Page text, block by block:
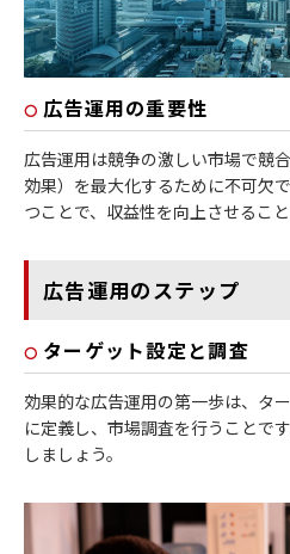
広告運用の重要性
広告運用は競争の激しい市場で競
効果）を最大化するために不可欠
つことで、収益性を向上させること
広告運用のステップ
ターゲット設定と調査
効果的な広告運用の第一歩は、タ
に定義し、市場調査を行うことで
しましょう。